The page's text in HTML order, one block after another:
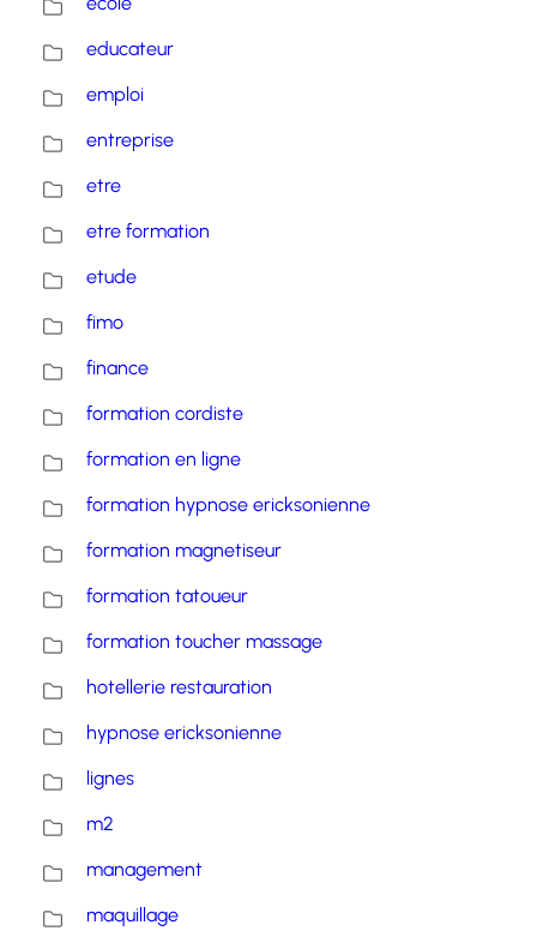
educateur
emploi
entreprise
etre
etre formation
etude
fimo
finance
formation cordiste
formation en ligne
formation hypnose ericksonienne
formation magnetiseur
formation tatoueur
formation toucher massage
hotellerie restauration
hypnose ericksonienne
lignes
m2
management
maquillage